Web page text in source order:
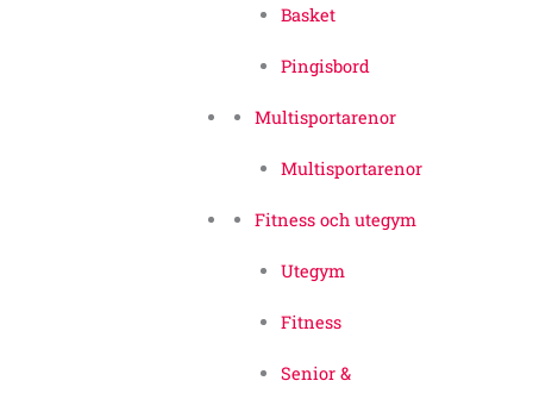
Basket
Pingisbord
Multisportarenor
Multisportarenor
Fitness och utegym
Utegym
Fitness
Senior &